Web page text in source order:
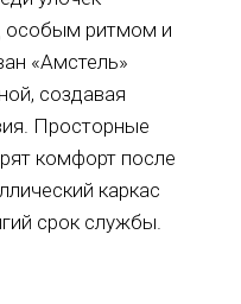
особым ритмом и
«Амстель»
создавая
Просторные
комфорт после
каркас
срок службы.